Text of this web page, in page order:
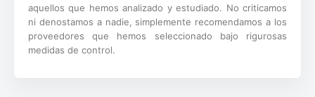
aquellos que hemos analizado y estudiado. No criticamos
ni denostamos a nadie, simplemente recomendamos a los
proveedores que hemos seleccionado bajo rigurosas
medidas de control.